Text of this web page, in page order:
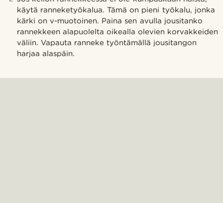
käytä ranneketyökalua. Tämä on pieni työkalu, jonka
kärki on v-muotoinen. Paina sen avulla jousitanko
rannekkeen alapuolelta oikealla olevien korvakkeiden
väliin. Vapauta ranneke työntämällä jousitangon
harjaa alaspäin.